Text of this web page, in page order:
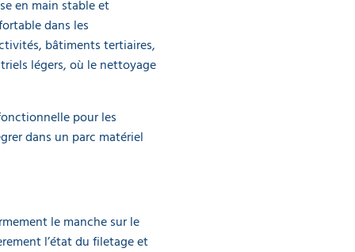
en main stable et
dans les
bâtiments tertiaires,
légers, où le nettoyage
pour les
dans un parc matériel
le manche sur le
l’état du filetage et